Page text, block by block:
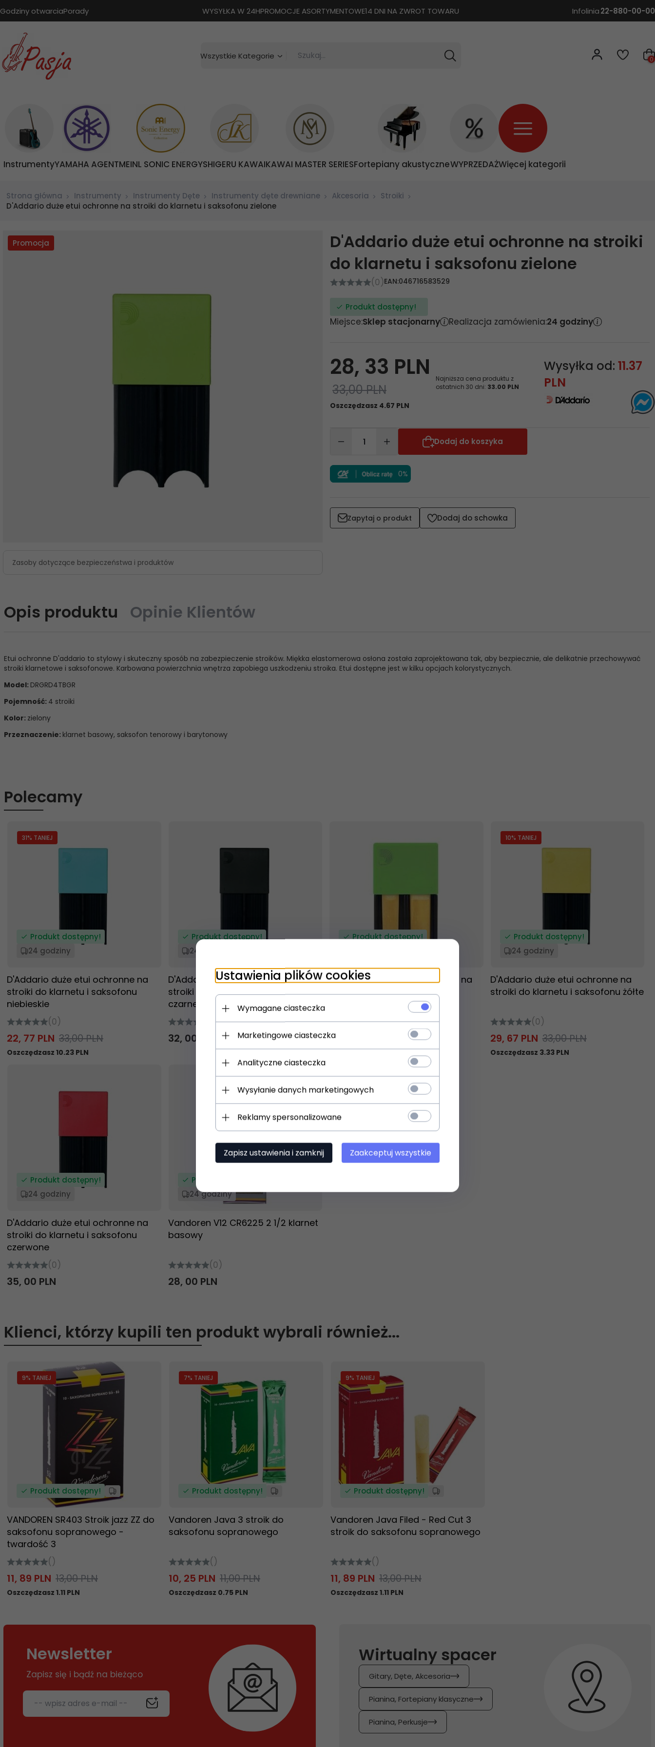
Godziny otwarciaPorady WYSYŁKA W 24HPROMOCJE ASORTYMENTOWE14 DNI NA ZWROT TOWARU Infolinia22-880-00-00
categories_searcher
Wszystkie Kategorie Szukaj... 0
InstrumentyYAMAHA AGENTMEINL SONIC ENERGYSHIGERU KAWAIKAWAI MASTER SERIESFortepiany akustyczneWYPRZEDAŻWięcej kategorii
Strona główna Instrumenty Instrumenty Dęte Instrumenty dęte drewniane Akcesoria
Stroiki
D'Addario duże etui ochronne na stroiki do klarnetu i saksofonu zielone
Promocja
Zasoby dotyczące bezpieczeństwa i produktów
D'Addario duże etui ochronne na stroiki
do klarnetu i saksofonu zielone
(0)EAN:046716583529
Produkt dostępny!
Miejsce:Sklep stacjonarny Realizacja zamówienia:24 godziny
28, 33 PLN
33,00 PLN
Oszczędzasz 4.67 PLN
Najniższa cena produktu z
ostatnich 30 dni: 33.00 PLN
Wysyłka od: 11.37
PLN
Dodaj do koszyka
0%
Zapytaj o produkt Dodaj do schowka
Opis produktu Opinie Klientów
Etui ochronne D'addario to stylowy i skuteczny sposób na zabezpieczenie stroików. Miękka elastomerowa osłona została zaprojektowana tak, aby bezpiecznie, ale delikatnie przechowywać
stroiki klarnetowe i saksofonowe. Karbowana powierzchnia wnętrza zapobiega uszkodzeniu stroika. Etui dostępne jest w kilku opcjach kolorystycznych.
Model: DRGRD4TBGR
Pojemność: 4 stroiki
Kolor: zielony
Przeznaczenie: klarnet basowy, saksofon tenorowy i barytonowy
Polecamy
31% TANIEJ
Produkt dostępny!
24 godziny
D'Addario duże etui ochronne na
stroiki do klarnetu i saksofonu
niebieskie
(0)
22, 77 PLN 33,00 PLN
Oszczędzasz 10.23 PLN
Produkt dostępny!
24 godziny
D'Addario duże etui ochronne na
stroiki do klarnetu i saksofonu
czarne
(0)
32, 00
Produkt dostępny!
D'Addario małe etui ochronne na
stroiki do klarnetu i saksofonu
(0)
33,
10% TANIEJ
Produkt dostępny!
24 godziny
D'Addario duże etui ochronne na
stroiki do klarnetu i saksofonu żółte
(0)
29, 67 PLN 33,00 PLN
Oszczędzasz 3.33 PLN
Produkt dostępny!
24 godziny
D'Addario duże etui ochronne na
stroiki do klarnetu i saksofonu
czerwone
(0)
35, 00 PLN
Produkt dostępny!
24 godziny
Vandoren V12 CR6225 2 1/2 klarnet
basowy
(0)
28, 00 PLN
Klienci, którzy kupili ten produkt wybrali również...
9% TANIEJ
Produkt dostępny!
VANDOREN SR403 Stroik jazz ZZ do
saksofonu sopranowego -
twardość 3
()
11, 89 PLN 13,00 PLN
Oszczędzasz 1.11 PLN
7% TANIEJ
Produkt dostępny!
Vandoren Java 3 stroik do
saksofonu sopranowego
()
10, 25 PLN 11,00 PLN
Oszczędzasz 0.75 PLN
9% TANIEJ
Produkt dostępny!
Vandoren Java Filed - Red Cut 3
stroik do saksofonu sopranowego
()
11, 89 PLN 13,00 PLN
Oszczędzasz 1.11 PLN
Newsletter
Zapisz się i bądź na bieżąco
-- wpisz adres e-mail --
Wirtualny spacer
Gitary, Dęte, Akcesoria
Pianina, Fortepiany klasyczne
Pianina, Perkusje
Ustawienia plików cookies
Wymagane ciasteczka
Marketingowe ciasteczka
Analityczne ciasteczka
Wysyłanie danych marketingowych
Reklamy spersonalizowane
Zapisz ustawienia i zamknij Zaakceptuj wszystkie